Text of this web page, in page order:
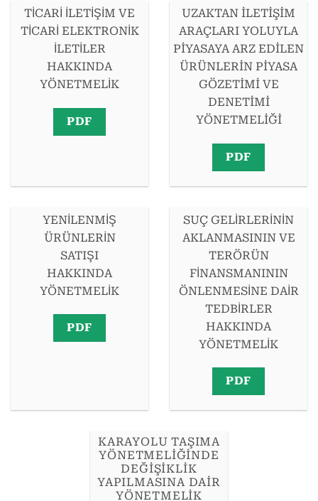
TİCARİ İLETİŞİM VE
TİCARİ ELEKTRONİK
İLETİLER
HAKKINDA
YÖNETMELİK
PDF
UZAKTAN İLETİŞİM
ARAÇLARI YOLUYLA
PİYASAYA ARZ EDİLEN
ÜRÜNLERİN PİYASA
GÖZETİMİ VE
DENETİMİ
YÖNETMELİĞİ
PDF
YENİLENMİŞ
ÜRÜNLERİN
SATIŞI
HAKKINDA
YÖNETMELİK
PDF
SUÇ GELİRLERİNİN
AKLANMASININ VE
TERÖRÜN
FİNANSMANININ
ÖNLENMESİNE DAİR
TEDBİRLER
HAKKINDA
YÖNETMELİK
PDF
KARAYOLU TAŞIMA
YÖNETMELIĞINDE
DEĞIŞIKLIK
YAPILMASINA DAIR
YÖNETMELIK